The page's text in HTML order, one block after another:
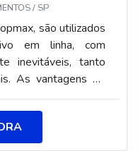
/ SP
são utilizados
em linha, com
inevitáveis, tanto
maiores
tem fácil